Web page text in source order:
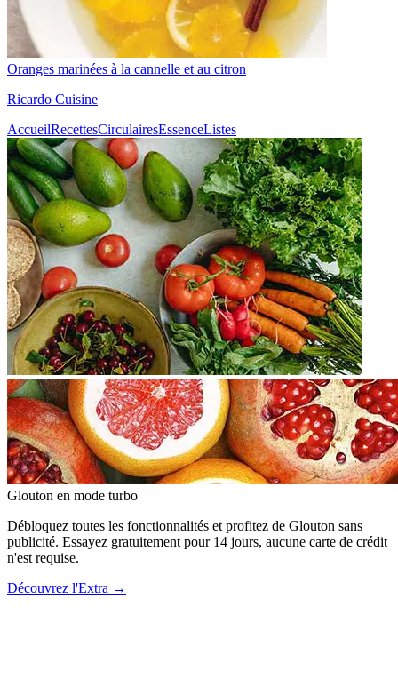
Oranges marinées à la cannelle et au citron
Ricardo Cuisine
AccueilRecettesCirculairesEssenceListes
Glouton en mode turbo
Débloquez toutes les fonctionnalités et profitez de Glouton sans
publicité. Essayez gratuitement pour 14 jours, aucune carte de crédit
n'est requise.
Découvrez l'Extra →